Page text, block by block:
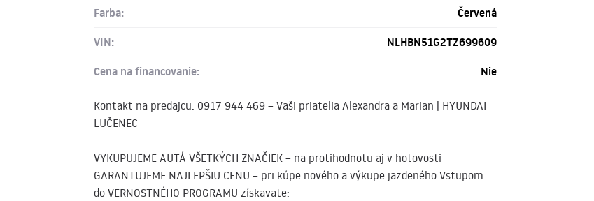
Farba:
Červená
VIN:
NLHBN51G2TZ699609
Cena na financovanie:
Nie
Kontakt na predajcu: 0917 944 469 – Vaši priatelia Alexandra a Marian | HYUNDAI
LUČENEC
VYKUPUJEME AUTÁ VŠETKÝCH ZNAČIEK – na protihodnotu aj v hotovosti
GARANTUJEME NAJLEPŠIU CENU – pri kúpe nového a výkupe jazdeného Vstupom
do VERNOSTNÉHO PROGRAMU získavate: